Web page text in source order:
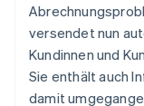
versendet nun
Kundinnen und
Sie enthält auch
damit